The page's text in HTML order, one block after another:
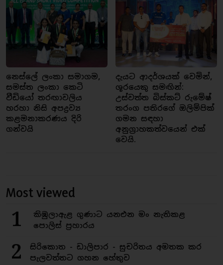
නෙස්ලේ ලංකා සමාගම,
සමස්ත ලංකා කෙටි
වීඩියෝ තරඟාවලිය
හරහා නිසි අපද්‍රව්‍ය
කළමනාකරණය දිරි
ගන්වයි
දැයට ආදර්ශයක් වෙමින්,
ශූරයෙකු සමඟින්:
උස්වත්ත බිස්කට් රුමේෂ්
තරංග පතිරගේ ඔලිම්පික්
ගමන සඳහා
අනුග්‍රාහකත්වයෙන් එක්
වෙයි.
Most viewed
1
කිඹුලාඇළ ගුණාට යනඑන මං නැතිකළ
පොලිස් ප්‍රහාරය
2
සිරිකොත - ඩාලිපාර - සුචරිතය අමතක කර
පැලවත්තට ගහන හේතුව